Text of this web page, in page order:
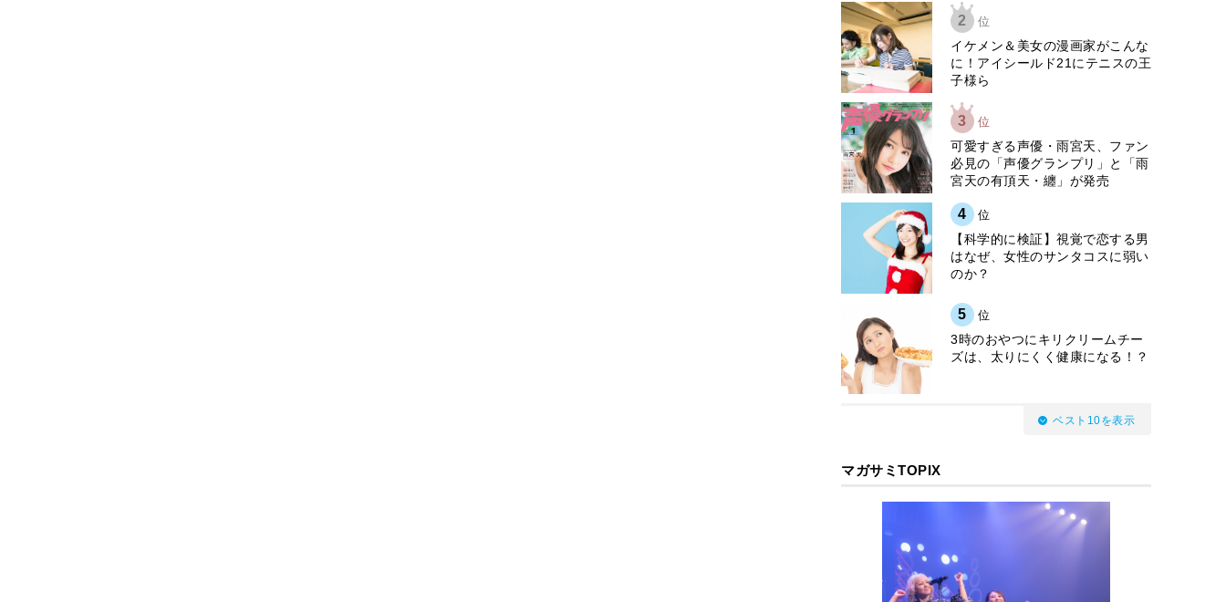
2 位
イケメン＆美女の漫画家がこんな
に！アイシールド21にテニスの王
子様ら
3 位
可愛すぎる声優・雨宮天、ファン
必見の「声優グランプリ」と「雨
宮天の有頂天・纏」が発売
4 位
【科学的に検証】視覚で恋する男
はなぜ、女性のサンタコスに弱い
のか？
5 位
3時のおやつにキリクリームチー
ズは、太りにくく健康になる！？
ベスト10を表示
マガサミTOPIX